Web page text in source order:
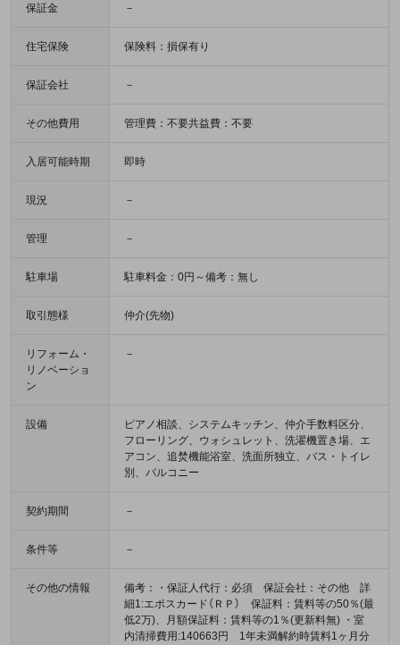
保証金 －
住宅保険 保険料：損保有り
保証会社 －
その他費用 管理費：不要共益費：不要
入居可能時期 即時
現況 －
管理 －
駐車場 駐車料金：0円～備考：無し
取引態様 仲介(先物)
リフォーム・
リノベーショ
ン
－
設備
ピアノ相談、システムキッチン、仲介手数料区分、
フローリング、ウォシュレット、洗濯機置き場、エ
アコン、追焚機能浴室、洗面所独立、バス・トイレ
別、バルコニー
契約期間 －
条件等 －
その他の情報
備考：・保証人代行：必須 保証会社：その他 詳
細1:エポスカード（ＲＰ） 保証料：賃料等の50％(最
低2万)、月額保証料：賃料等の1％(更新料無) ・室
内清掃費用:140663円 1年未満解約時賃料1ヶ月分